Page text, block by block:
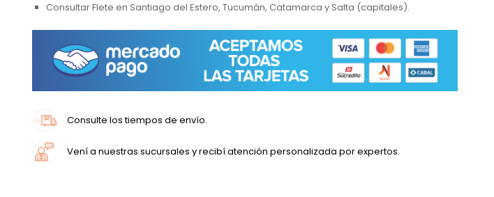
Consultar Flete en Santiago del Estero, Tucumán, Catamarca y Salta (capitales).
Consulte los tiempos de envío.
Vení a nuestras sucursales y recibí atención personalizada por expertos.